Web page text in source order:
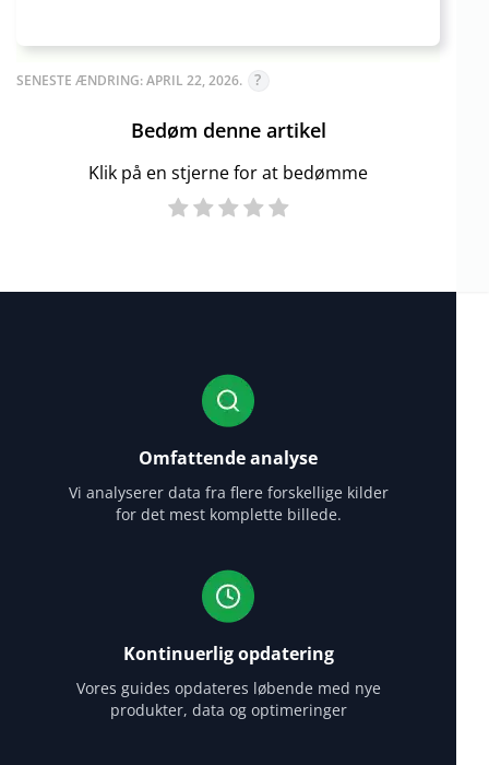
SENESTE ÆNDRING: APRIL 22, 2026.
Bedøm denne artikel
Klik på en stjerne for at bedømme
Omfattende analyse
Vi analyserer data fra flere forskellige kilder
for det mest komplette billede.
Kontinuerlig opdatering
Vores guides opdateres løbende med nye
produkter, data og optimeringer